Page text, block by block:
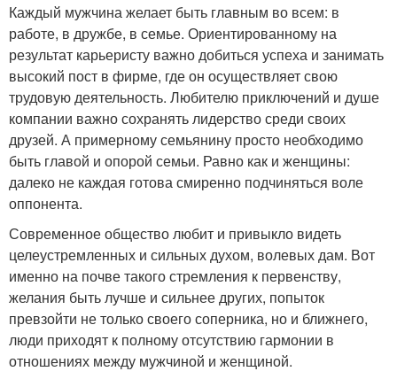
Каждый мужчина желает быть главным во всем: в
работе, в дружбе, в семье. Ориентированному на
результат карьеристу важно добиться успеха и занимать
высокий пост в фирме, где он осуществляет свою
трудовую деятельность. Любителю приключений и душе
компании важно сохранять лидерство среди своих
друзей. А примерному семьянину просто необходимо
быть главой и опорой семьи. Равно как и женщины:
далеко не каждая готова смиренно подчиняться воле
оппонента.
Современное общество любит и привыкло видеть
целеустремленных и сильных духом, волевых дам. Вот
именно на почве такого стремления к первенству,
желания быть лучше и сильнее других, попыток
превзойти не только своего соперника, но и ближнего,
люди приходят к полному отсутствию гармонии в
отношениях между мужчиной и женщиной.